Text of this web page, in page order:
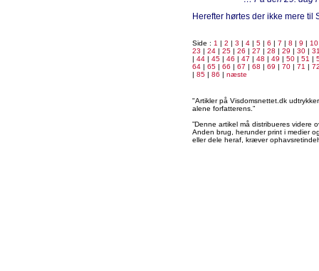
Herefter hørtes der ikke mere til
Side : 1 | 2 | 3 | 4 | 5 | 6 | 7 | 8 | 9 | 10
23 | 24 | 25 | 26 | 27 | 28 | 29 | 30 |
| 44 | 45 | 46 | 47 | 48 | 49 | 50 | 51 |
64 | 65 | 66 | 67 | 68 | 69 | 70 | 71 |
| 85 | 86 | næste
"Artikler på Visdomsnettet.dk
alene forfatterens.”
”Denne artikel må distribueres videre
Anden brug, herunder print i medier
eller dele heraf, kræver